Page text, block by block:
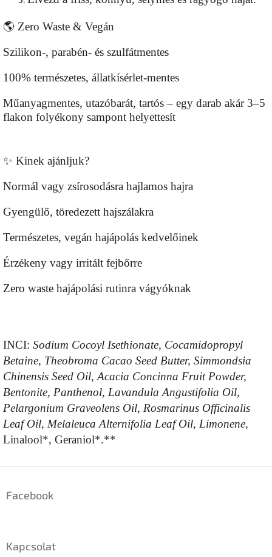
🌎 Zero Waste & Vegán
Szilikon-, parabén- és szulfátmentes
100% természetes, állatkísérlet-mentes
Műanyagmentes, utazóbarát, tartós – egy darab akár 3–5
flakon folyékony sampont helyettesít
✨ Kinek ajánljuk?
Normál vagy zsírosodásra hajlamos hajra
Gyengülő, töredezett hajszálakra
Természetes, vegán hajápolás kedvelőinek
Érzékeny vagy irritált fejbőrre
Zero waste hajápolási rutinra vágyóknak
INCI: Sodium Cocoyl Isethionate, Cocamidopropyl
Betaine, Theobroma Cacao Seed Butter, Simmondsia
Chinensis Seed Oil, Acacia Concinna Fruit Powder,
Bentonite, Panthenol, Lavandula Angustifolia Oil,
Pelargonium Graveolens Oil, Rosmarinus Officinalis
Leaf Oil, Melaleuca Alternifolia Leaf Oil, Limonene,
Linalool*, Geraniol*.**
Facebook
Kapcsolat